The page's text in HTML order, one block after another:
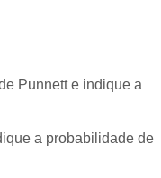
Punnett e indique a
a probabilidade de